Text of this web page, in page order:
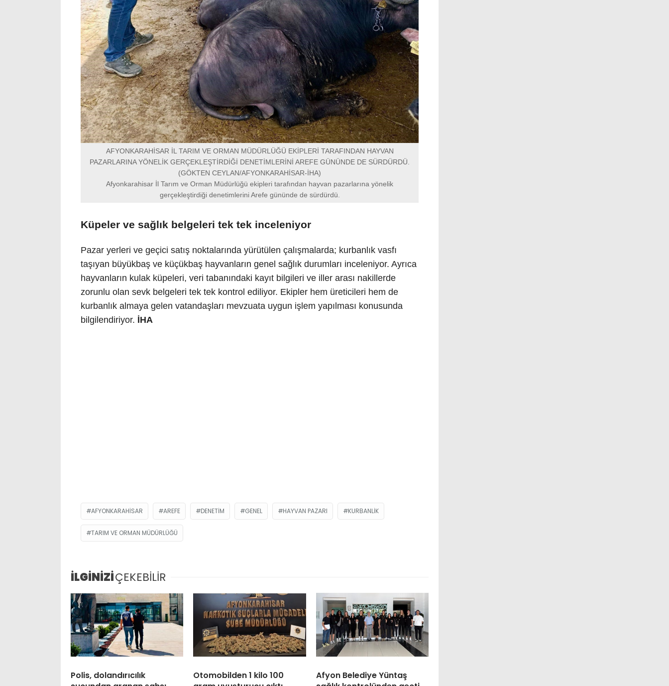
AFYONKARAHİSAR İL TARIM VE ORMAN MÜDÜRLÜĞÜ EKİPLERİ TARAFINDAN HAYVAN
PAZARLARINA YÖNELİK GERÇEKLEŞTİRDİĞİ DENETİMLERİNİ AREFE GÜNÜNDE DE SÜRDÜRDÜ.
(GÖKTEN CEYLAN/AFYONKARAHİSAR-İHA)
Afyonkarahisar İl Tarım ve Orman Müdürlüğü ekipleri tarafından hayvan pazarlarına yönelik
gerçekleştirdiği denetimlerini Arefe gününde de sürdürdü.
Küpeler ve sağlık belgeleri tek tek inceleniyor
Pazar yerleri ve geçici satış noktalarında yürütülen çalışmalarda; kurbanlık vasfı
taşıyan büyükbaş ve küçükbaş hayvanların genel sağlık durumları inceleniyor. Ayrıca
hayvanların kulak küpeleri, veri tabanındaki kayıt bilgileri ve iller arası nakillerde
zorunlu olan sevk belgeleri tek tek kontrol ediliyor. Ekipler hem üreticileri hem de
kurbanlık almaya gelen vatandaşları mevzuata uygun işlem yapılması konusunda
bilgilendiriyor. İHA
AFYONKARAHISAR AREFE DENETIM GENEL HAYVAN PAZARI KURBANLIK
TARIM VE ORMAN MÜDÜRLÜĞÜ
İLGİNİZİÇEKEBİLİR
Polis, dolandırıcılık
Otomobilden 1 kilo 100
Afyon Belediye Yüntaş